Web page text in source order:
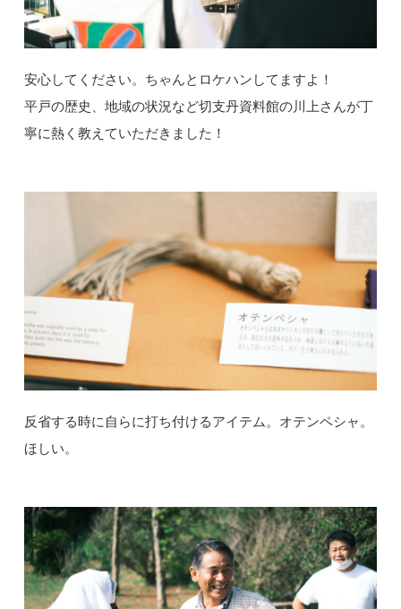
安心してください。ちゃんとロケハンしてますよ！
平戸の歴史、地域の状況など切支丹資料館の川上さんが丁
寧に熱く教えていただきました！
反省する時に自らに打ち付けるアイテム。オテンペシャ。
ほしい。